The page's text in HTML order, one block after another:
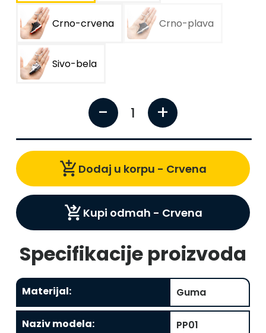
Crno-crvena Crno-plava
Sivo-bela
- 1 +
add_shopping_cart Dodaj u korpu - Crvena
shopping_cart_checkout Kupi odmah - Crvena
Specifikacije proizvoda
Materijal: Guma
Naziv modela: PP01